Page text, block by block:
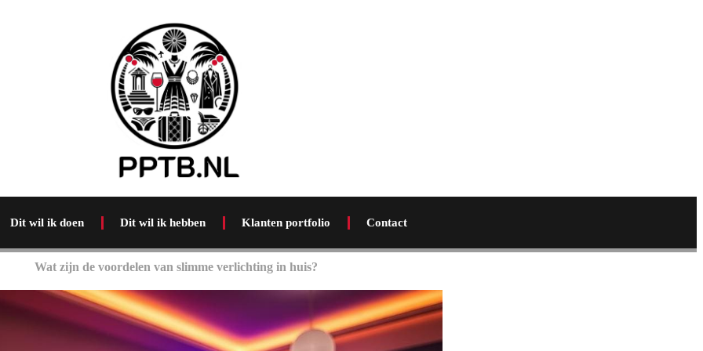
Dit wil ik doen Dit wil ik hebben Klanten portfolio Contact
Wat zijn de voordelen van slimme verlichting in huis?